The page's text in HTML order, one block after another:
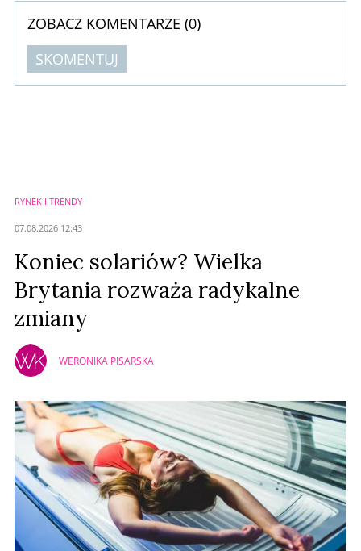
ZOBACZ KOMENTARZE (0)
SKOMENTUJ
RYNEK I TRENDY
07.08.2026 12:43
Koniec solariów? Wielka
Brytania rozważa radykalne
zmiany
WERONIKA PISARSKA